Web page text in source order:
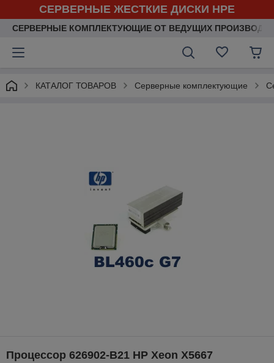
СЕРВЕРНЫЕ ЖЕСТКИЕ ДИСКИ HPE
СЕРВЕРНЫЕ КОМПЛЕКТУЮЩИЕ ОТ ВЕДУЩИХ
КАТАЛОГ ТОВАРОВ Серверные комплектующие
Процессор 626902-B21 HP Xeon X5667